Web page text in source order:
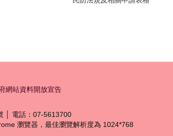
網站資料開放宣告
│ 電話：07-5613700
瀏覽器，最佳瀏覽解析度為 1024*768